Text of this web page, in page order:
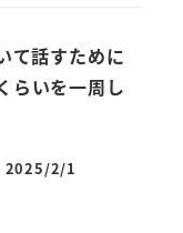
て話すために
らいを一周し
投稿日
2025/2/1